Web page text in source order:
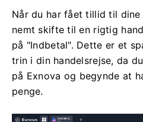
Når du har fået tillid til dine
nemt skifte til en rigtig
på "Indbetal". Dette er et
trin i din handelsrejse, da
på Exnova og begynde at
penge.